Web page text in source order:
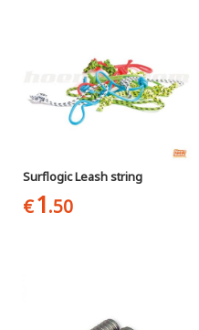
Surflogic Leash string
€1.50